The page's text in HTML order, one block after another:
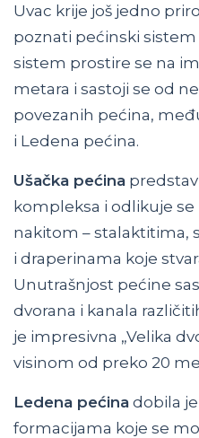
Uvac krije još jedno
poznati pećinski sistem
sistem prostire se na
metara i sastoji se od
povezanih pećina,
i Ledena pećina.
Ušačka pećina
kompleksa i odlikuje
nakitom – stalaktitima,
i draperinama koje
Unutrašnjost pećine
dvorana i kanala
je impresivna „Velika
visinom od preko 20
Ledena pećina dobila
formacijama koje se